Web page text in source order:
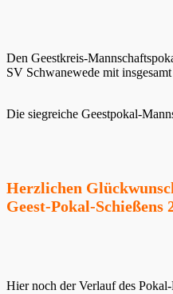
Den Geestkreis-
SV Schwanewede mit
Die siegreiche Geestpokal-
Herzlichen
Geest-Pokal-Schießens
Hier noch der Verlauf des Pokal-